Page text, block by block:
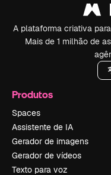
A plataforma criativa
Mais de 1 milhão de
Produtos
Spaces
Assistente de IA
Gerador de imagens
Gerador de vídeos
Texto para voz